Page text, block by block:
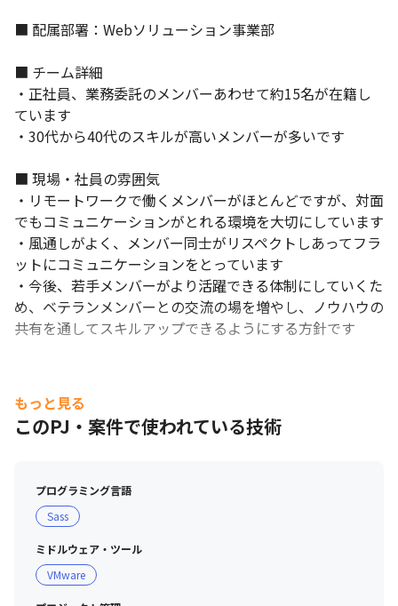
リモートワークを導入しています。
■ 配属部署：Webソリューション事業部
■ チーム詳細
・正社員、業務委託のメンバーあわせて約15名が在籍し
ています
・30代から40代のスキルが高いメンバーが多いです
■ 現場・社員の雰囲気
・リモートワークで働くメンバーがほとんどですが、対面
でもコミュニケーションがとれる環境を大切にしています
・風通しがよく、メンバー同士がリスペクトしあってフラ
ットにコミュニケーションをとっています
・今後、若手メンバーがより活躍できる体制にしていくた
め、ベテランメンバーとの交流の場を増やし、ノウハウの
共有を通してスキルアップできるようにする方針です
もっと見る
このPJ・案件で使われている技術
プログラミング言語
Sass
ミドルウェア・ツール
VMware